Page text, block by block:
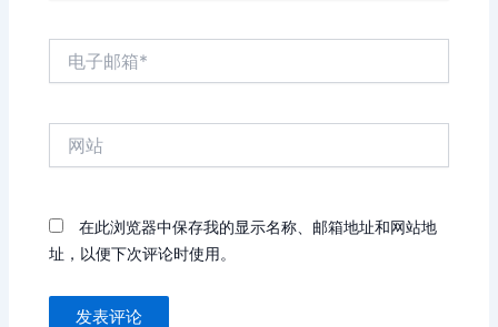
在此浏览器中保存我的显示名称、邮箱地址和网站地
址，以便下次评论时使用。